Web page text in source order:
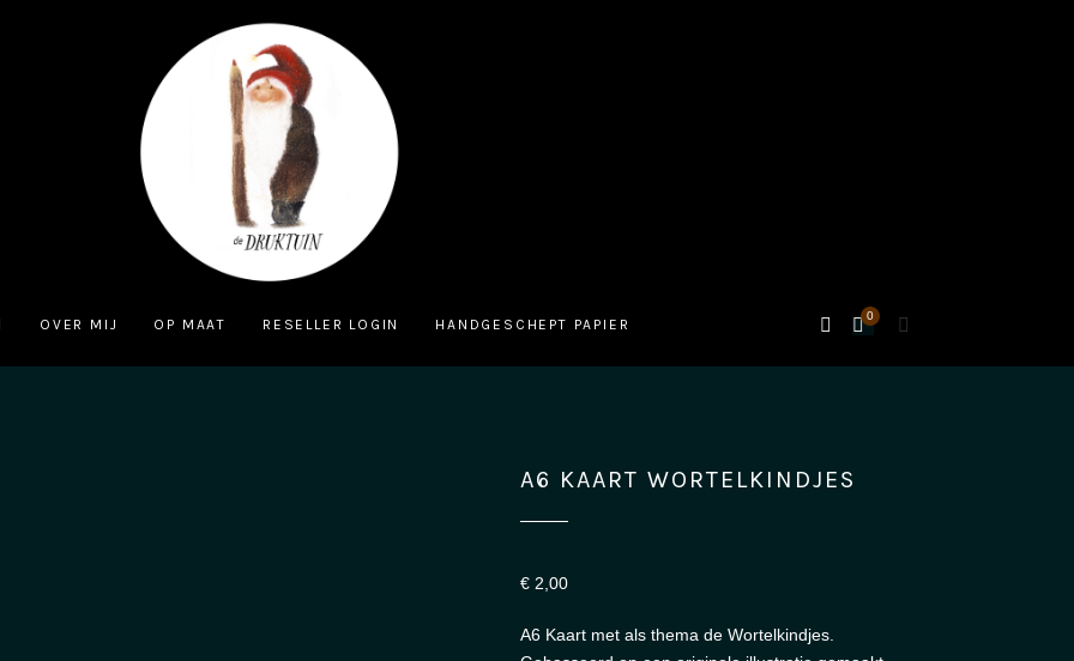
OVER MIJ OP MAAT RESELLER LOGIN HANDGESCHEPT PAPIER SEARCH
Cart
0
A6 KAART WORTELKINDJES
€ 2,00
A6 Kaart met als thema de Wortelkindjes.